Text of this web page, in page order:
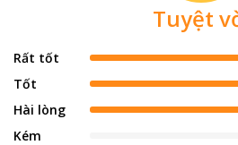
Tuyệt
Rất tốt
Tốt
Hài lòng
Kém